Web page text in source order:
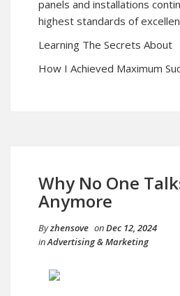
panels and installations
highest standards of
Learning The Secrets About
How I Achieved Maximum
Why No One
Anymore
Byzhensove onDec 12, 2024
inAdvertising & Marketing